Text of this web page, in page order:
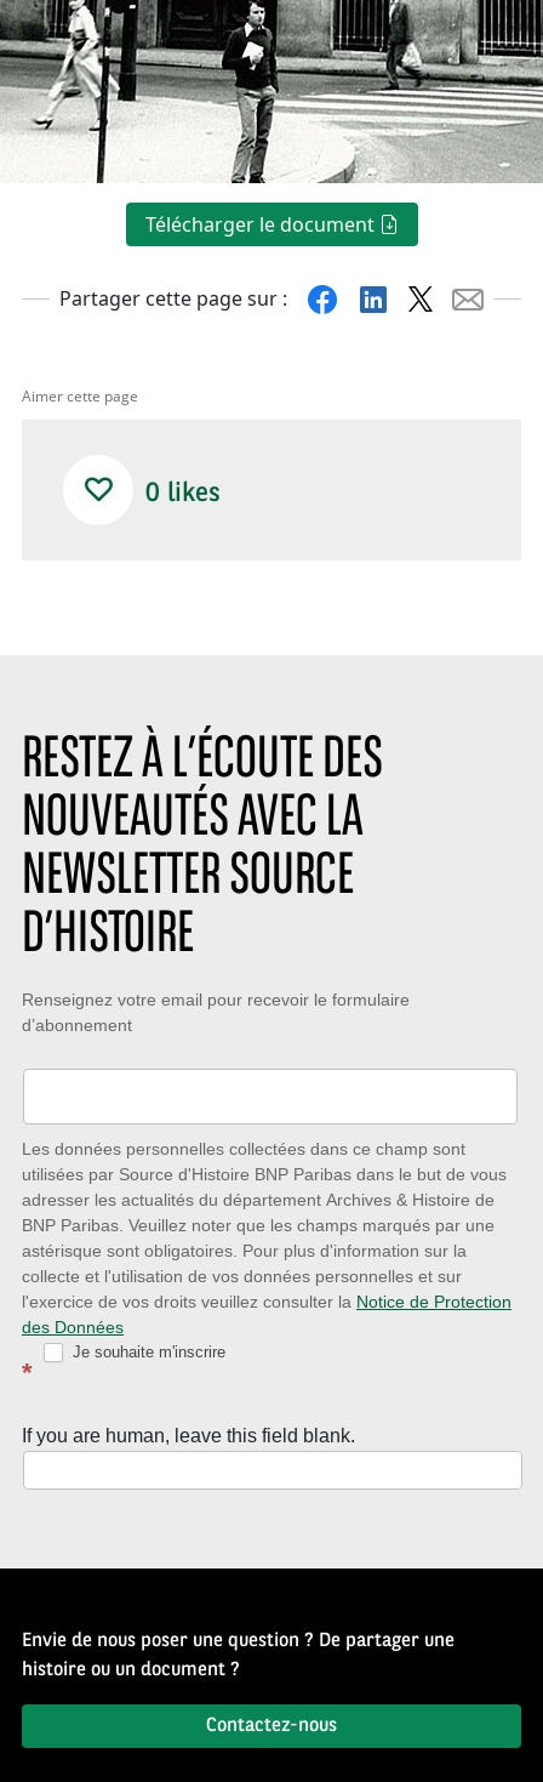
Télécharger le document
Partager cette page sur : FacebookLinkedin Mail
Aimer cette page
0 likes
RESTEZ À L’ÉCOUTE DES
NOUVEAUTÉS AVEC LA
NEWSLETTER SOURCE
D’HISTOIRE
Restez
à
l’écoute
nouveautés
avec
la
Newsletter
Source
d’Histoire
Renseignez votre email pour recevoir le formulaire
d’abonnement
Les données personnelles collectées dans ce champ sont
utilisées par Source d'Histoire BNP Paribas dans le but de vous
adresser les actualités du département Archives & Histoire de
BNP Paribas. Veuillez noter que les champs marqués par une
astérisque sont obligatoires. Pour plus d'information sur la
collecte et l'utilisation de vos données personnelles et sur
l'exercice de vos droits veuillez consulter la Notice de Protection
des Données
*
Je souhaite m'inscrire
If you are human, leave this field blank.
Envie de nous poser une question ? De partager une
histoire ou un document ?
Contactez-nous